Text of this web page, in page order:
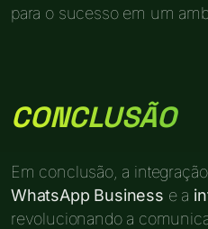
para o sucesso em um
CONCLUSÃO
Em conclusão, a
WhatsApp Business e a
revolucionando a